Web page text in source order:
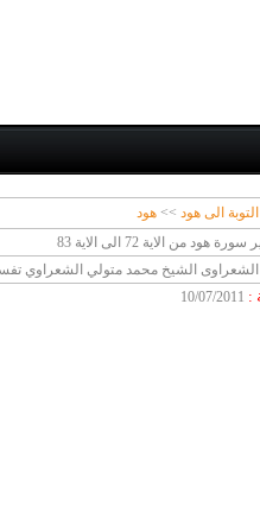
التوبة الى هود >> هود
هود من الاية 72 الى الاية 83
الشيخ محمد متولي الشعراوي
:
10/07/2011